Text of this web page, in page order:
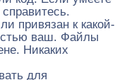
привязан к какой-
ваш. Файлы
Никаких
для